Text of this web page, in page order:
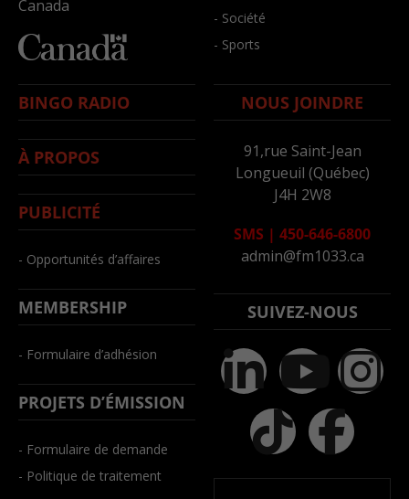
Canada
- Société
- Sports
BINGO RADIO
À PROPOS
PUBLICITÉ
- Opportunités d’affaires
MEMBERSHIP
- Formulaire d’adhésion
PROJETS D’ÉMISSION
- Formulaire de demande
- Politique de traitement
NOUS JOINDRE
91,rue Saint-Jean
Longueuil (Québec)
J4H 2W8
SMS | 450-646-6800
admin@fm1033.ca
SUIVEZ-NOUS